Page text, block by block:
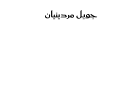
جويل مردينيان